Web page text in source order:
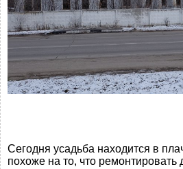
Сегодня усадьба находится в
похоже на то, что ремонтировать